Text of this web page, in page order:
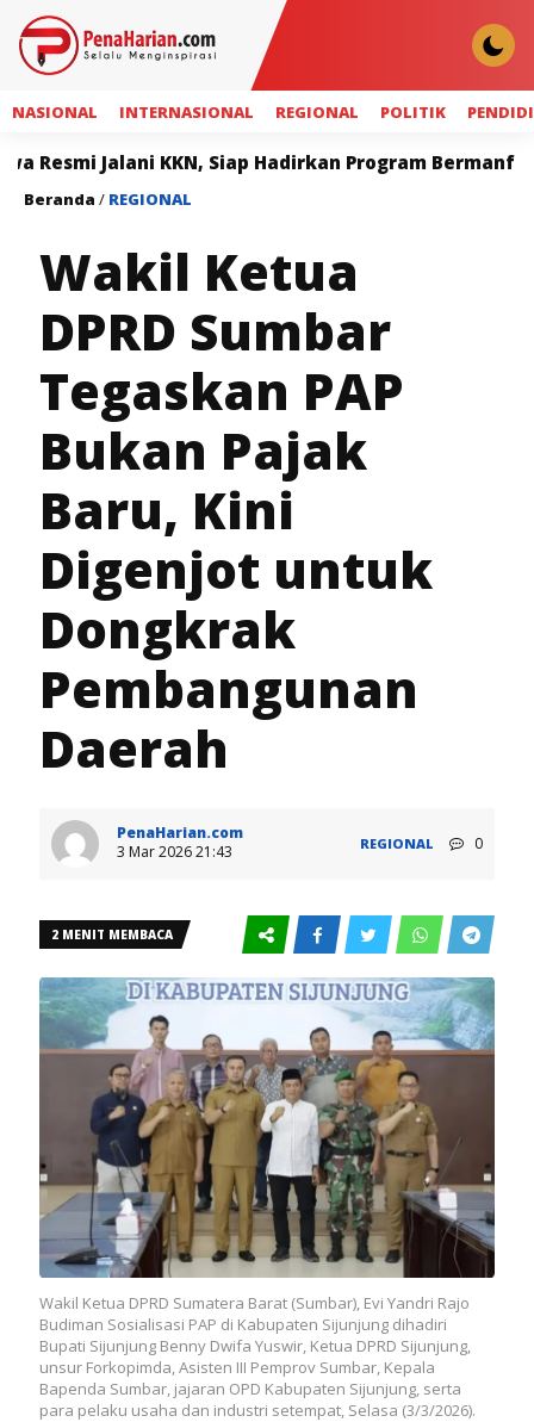
NASIONAL INTERNASIONAL REGIONAL POLITIK
KKN, Siap Hadirkan Program Bermanfaat bagi
Beranda / REGIONAL
Wakil Ketua
DPRD Sumbar
Tegaskan PAP
Bukan Pajak
Baru, Kini
Digenjot untuk
Dongkrak
Pembangunan
Daerah
PenaHarian.com
3 Mar 2026 21:43
REGIONAL 0
2 MENIT MEMBACA
Wakil Ketua DPRD Sumatera Barat (Sumbar), Evi Yandri Rajo
Budiman Sosialisasi PAP di Kabupaten Sijunjung dihadiri
Bupati Sijunjung Benny Dwifa Yuswir, Ketua DPRD Sijunjung,
unsur Forkopimda, Asisten III Pemprov Sumbar, Kepala
Bapenda Sumbar, jajaran OPD Kabupaten Sijunjung, serta
para pelaku usaha dan industri setempat, Selasa (3/3/2026).